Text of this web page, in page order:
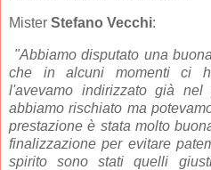
Mister Stefano Vecchi:
"Abbiamo disputato una
che in alcuni momenti ci
l'avevamo indirizzato già nel
abbiamo rischiato ma
prestazione è stata molto
finalizzazione per evitare
spirito sono stati quelli